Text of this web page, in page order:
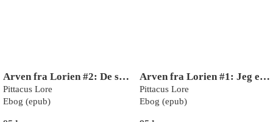
Arven fra Lorien #2: De seks garder
Pittacus Lore
Ebog (epub)
Arven fra Lorien #1: Jeg er Nummer Fire
Pittacus Lore
Ebog (epub)